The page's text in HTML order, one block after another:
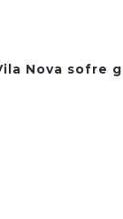
Nova sofre